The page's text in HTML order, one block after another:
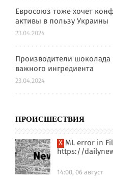
Евросоюз тоже хочет
активы в пользу Украины
23.04.2024
Производители
важного ингредиента
23.04.2024
ПРОИСШЕСТВИЯ
XML error in File:
https://
14:00, 06 август